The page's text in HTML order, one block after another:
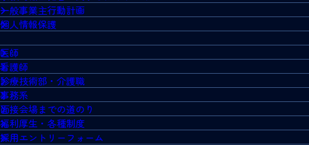
一般事業主行動計画
個人情報保護
医師
看護師
診療技術部・介護職
事務系
面接会場までの道のり
福利厚生・各種制度
採用エントリーフォーム